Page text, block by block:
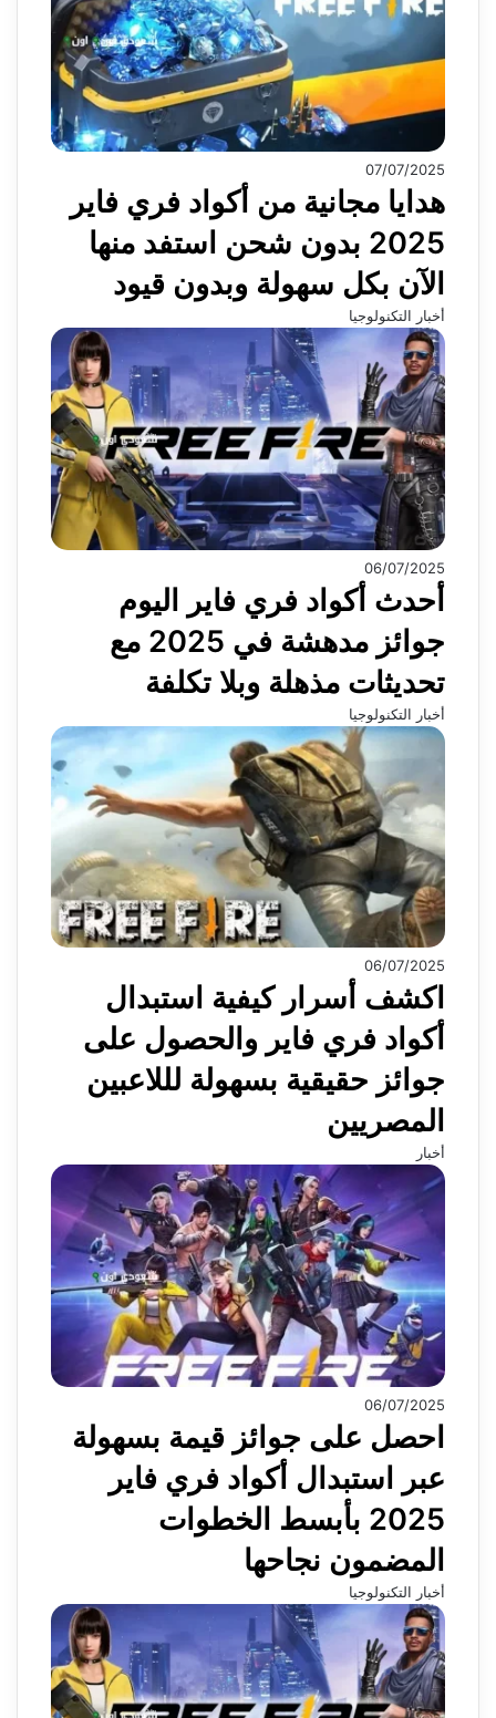
07/07/2025
هدايا مجانية من أكواد فري فاير
2025 بدون شحن استفد منها
الآن بكل سهولة وبدون قيود
أخبار التكنولوجيا
06/07/2025
أحدث أكواد فري فاير اليوم
جوائز مدهشة في 2025 مع
تحديثات مذهلة وبلا تكلفة
أخبار التكنولوجيا
06/07/2025
اكشف أسرار كيفية استبدال
أكواد فري فاير والحصول على
جوائز حقيقية بسهولة لللاعبين
المصريين
أخبار
06/07/2025
احصل على جوائز قيمة بسهولة
عبر استبدال أكواد فري فاير
2025 بأبسط الخطوات
المضمون نجاحها
أخبار التكنولوجيا